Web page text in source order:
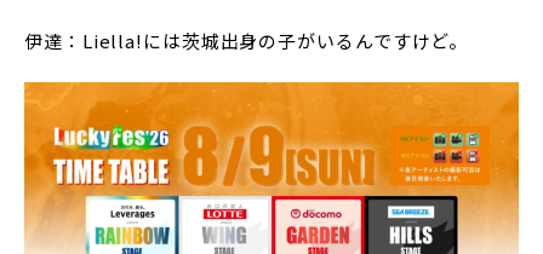
伊達：Liella!には茨城出身の子がいるんですけど。